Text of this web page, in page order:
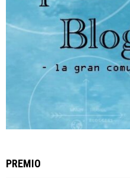
PREMIO